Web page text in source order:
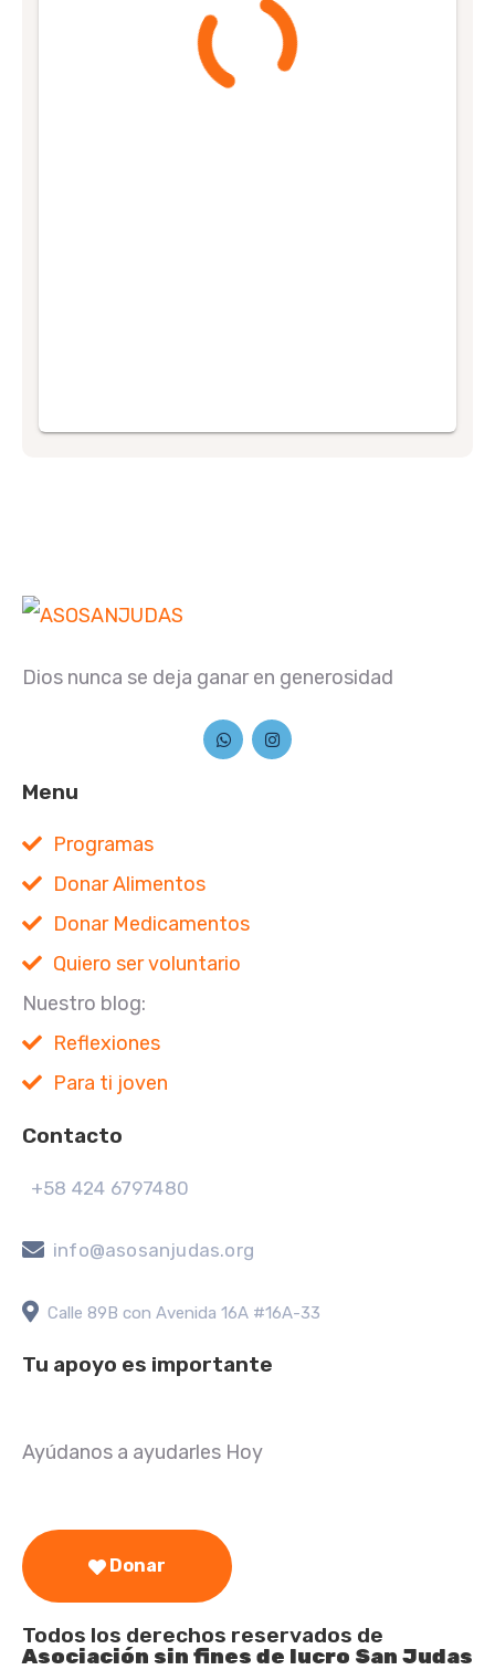
Dios nunca se deja ganar en generosidad
Menu
Programas
Donar Alimentos
Donar Medicamentos
Quiero ser voluntario
Nuestro blog:
Reflexiones
Para ti joven
Contacto
+58 424 6797480
info@asosanjudas.org
Calle 89B con Avenida 16A #16A-33
Tu apoyo es importante
Ayúdanos a ayudarles Hoy
Donar
Todos los derechos reservados de
Asociación sin fines de lucro San Judas